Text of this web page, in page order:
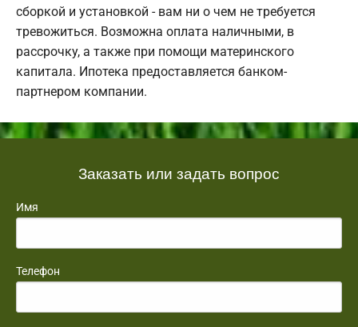
сборкой и установкой - вам ни о чем не требуется
тревожиться. Возможна оплата наличными, в
рассрочку, а также при помощи материнского
капитала. Ипотека предоставляется банком-
партнером компании.
Заказать или задать вопрос
Имя
Телефон